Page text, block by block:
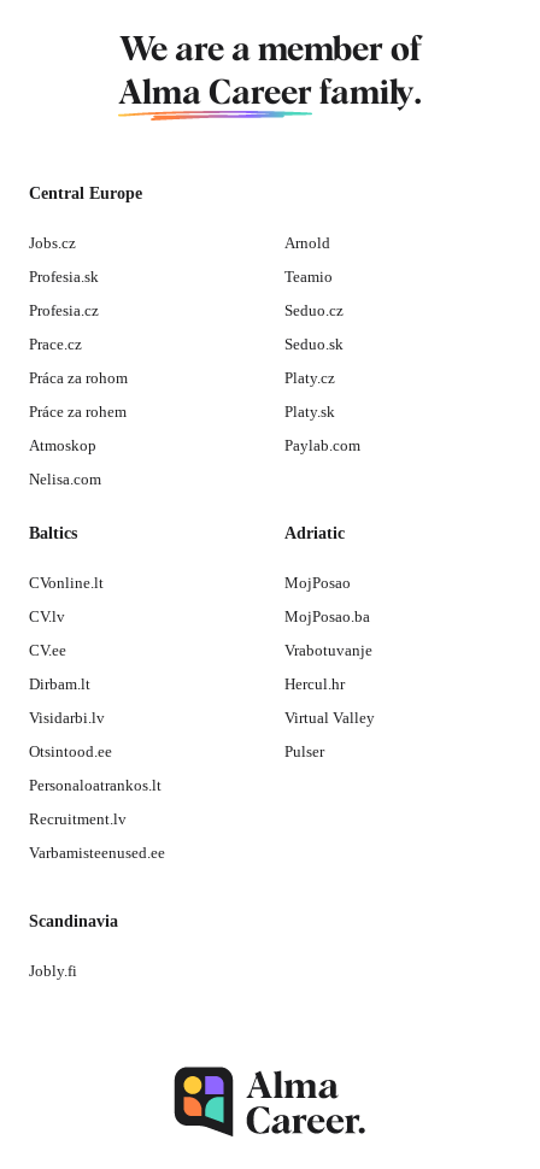
We are a member of
Alma Career family.
Central Europe
Jobs.cz
Profesia.sk
Profesia.cz
Prace.cz
Práca za rohom
Práce za rohem
Atmoskop
Nelisa.com
Arnold
Teamio
Seduo.cz
Seduo.sk
Platy.cz
Platy.sk
Paylab.com
Baltics
CVonline.lt
CV.lv
CV.ee
Dirbam.lt
Visidarbi.lv
Otsintood.ee
Personaloatrankos.lt
Recruitment.lv
Varbamisteenused.ee
Adriatic
MojPosao
MojPosao.ba
Vrabotuvanje
Hercul.hr
Virtual Valley
Pulser
Scandinavia
Jobly.fi